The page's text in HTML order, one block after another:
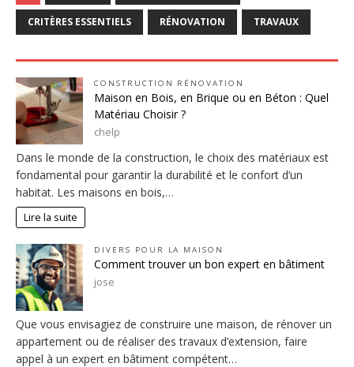
CRITÈRES ESSENTIELS RÉNOVATION TRAVAUX
CONSTRUCTION RÉNOVATION
Maison en Bois, en Brique ou en Béton : Quel
Matériau Choisir ?
chelp
Dans le monde de la construction, le choix des matériaux est
fondamental pour garantir la durabilité et le confort d’un
habitat. Les maisons en bois,…
Lire la suite
DIVERS POUR LA MAISON
Comment trouver un bon expert en bâtiment
jose
Que vous envisagiez de construire une maison, de rénover un
appartement ou de réaliser des travaux d’extension, faire
appel à un expert en bâtiment compétent…